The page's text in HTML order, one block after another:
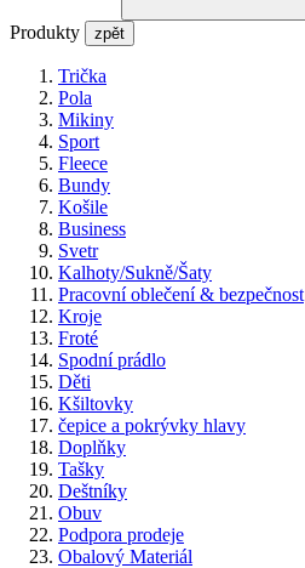
Produkty zpět
Trička
Pola
Mikiny
Sport
Fleece
Bundy
Košile
Business
Svetr
Kalhoty/Sukně/Šaty
Pracovní oblečení & bezpečnost
Kroje
Froté
Spodní prádlo
Děti
Kšiltovky
čepice a pokrývky hlavy
Doplňky
Tašky
Deštníky
Obuv
Podpora prodeje
Obalový Materiál